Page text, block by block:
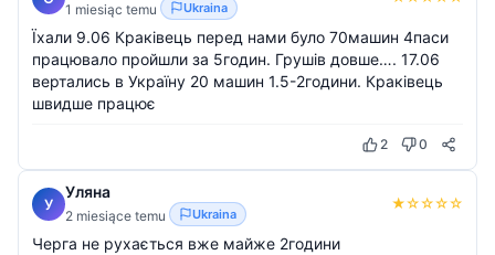
1 miesiąc temu Ukraina
Їхали 9.06 Краківець перед нами було 70машин 4паси
працювало пройшли за 5годин. Грушів довше…. 17.06
вертались в Україну 20 машин 1.5-2години. Краківець
швидше працює
2 0
У
Уляна
2 miesiące temu Ukraina
★☆☆☆☆
Черга не рухається вже майже 2години